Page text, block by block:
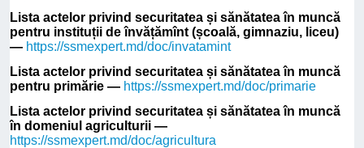
Lista actelor privind securitatea și sănătatea în muncă
pentru instituții de învățămînt (școală, gimnaziu, liceu)
— https://ssmexpert.md/doc/invatamint
Lista actelor privind securitatea și sănătatea în muncă
pentru primărie — https://ssmexpert.md/doc/primarie
Lista actelor privind securitatea și sănătatea în muncă
în domeniul agriculturii —
https://ssmexpert.md/doc/agricultura